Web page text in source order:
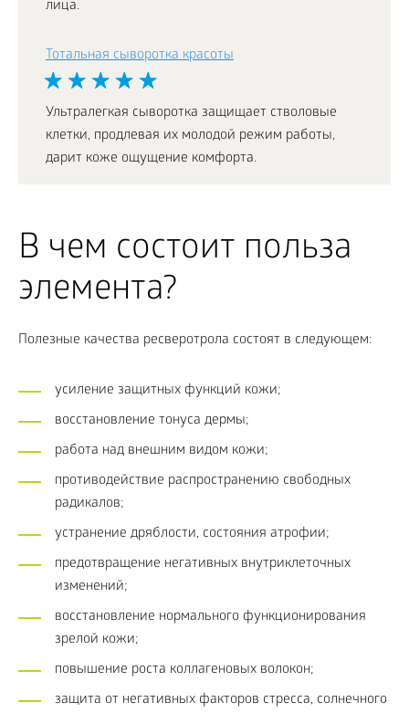
лица.
Тотальная сыворотка красоты
Ультралегкая сыворотка защищает стволовые
клетки, продлевая их молодой режим работы,
дарит коже ощущение комфорта.
В чем состоит польза
элемента?
Полезные качества ресверотрола состоят в следующем:
усиление защитных функций кожи;
восстановление тонуса дермы;
работа над внешним видом кожи;
противодействие распространению свободных
радикалов;
устранение дряблости, состояния атрофии;
предотвращение негативных внутриклеточных
изменений;
восстановление нормального функционирования
зрелой кожи;
повышение роста коллагеновых волокон;
защита от негативных факторов стресса, солнечного